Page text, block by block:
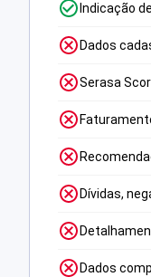
Indicação
Dados
Serasa
Dívidas,
Dados